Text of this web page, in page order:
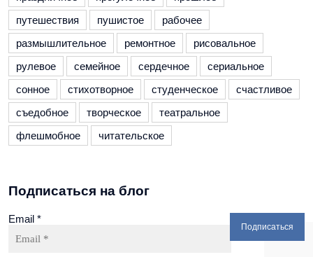
путешествия
пушистое
рабочее
размышлительное
ремонтное
рисовальное
рулевое
семейное сердечное
сериальное
сонное
стихотворное студенческое
счастливое
съедобное
творческое
театральное
флешмобное
читательское
Подписаться на блог
Email *